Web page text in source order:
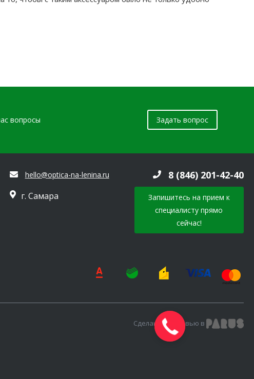
вопросы Задать вопрос
hello@optica-na-lenina.ru
г. Самара
8 (846) 201-42-40
Запишитесь на прием к
специалисту прямо
сейчас!
Сделано с любовью в